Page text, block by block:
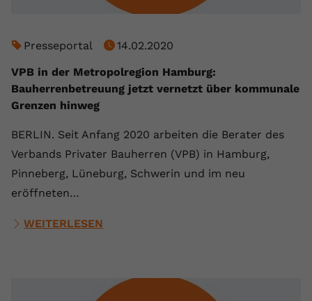
Presseportal
14.02.2020
VPB in der Metropolregion Hamburg:
Bauherrenbetreuung jetzt vernetzt über kommunale
Grenzen hinweg
BERLIN. Seit Anfang 2020 arbeiten die Berater des
Verbands Privater Bauherren (VPB) in Hamburg,
Pinneberg, Lüneburg, Schwerin und im neu
eröffneten…
WEITERLESEN